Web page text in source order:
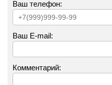
Ваш телефон:
Ваш E-mail:
Комментарий: